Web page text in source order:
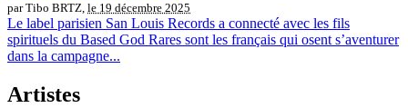
par Tibo BRTZ, le 19 décembre 2025
Le label parisien San Louis Records a connecté avec les fils
spirituels du Based God Rares sont les français qui osent s’aventurer
dans la campagne...
Artistes